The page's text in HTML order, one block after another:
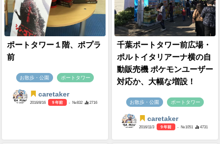
ポートタワー１階、ポプラ
前
お散歩・公園 ポートタワー
caretaker
2016/8/16 9 年前 - №832 2716
千葉ポートタワー前広場・
ポルトイタリアーナ横の自
動販売機 ポケモンユーザー
対応か、大幅な増設！
お散歩・公園 ポートタワー
caretaker
2016/11/3 9 年前 - №1051 4731